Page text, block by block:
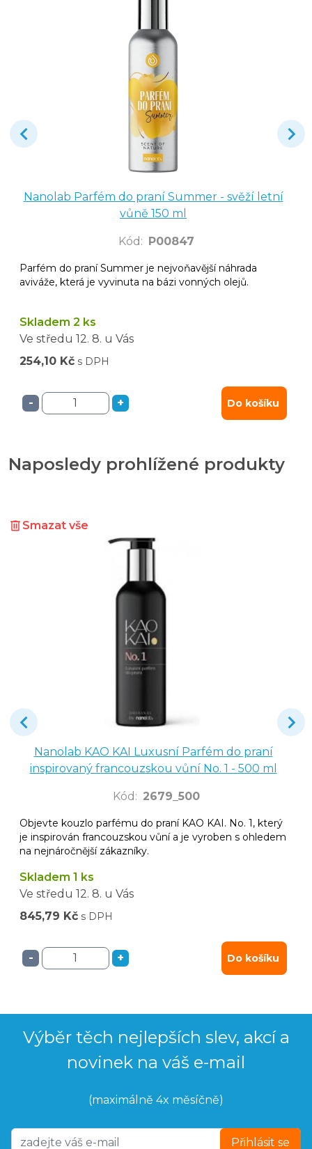
Nanolab Parfém do praní Summer - svěží letní
vůně 150 ml
Kód : P00847
Parfém do praní Summer je nejvoňavější náhrada
aviváže, která je vyvinuta na bázi vonných olejů.
Skladem 2 ks
Ve středu 12. 8. u Vás
254,10 Kč s DPH
- + Do košíku
Naposledy prohlížené produkty
Smazat vše
Nanolab KAO KAI Luxusní Parfém do praní
inspirovaný francouzskou vůní No. 1 - 500 ml
Kód : 2679_500
Objevte kouzlo parfému do praní KAO KAI. No. 1, který
je inspirován francouzskou vůní a je vyroben s ohledem
na nejnáročnější zákazníky.
Skladem 1 ks
Ve středu 12. 8. u Vás
845,79 Kč s DPH
- + Do košíku
Výběr těch nejlepších slev, akcí a
novinek na váš e-mail
(maximálně 4x měsíčně)
Přihlásit se